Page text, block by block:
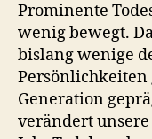
Prominente
wenig bewegt.
bislang wenige
Persönlichkeiten
Generation
verändert unsere